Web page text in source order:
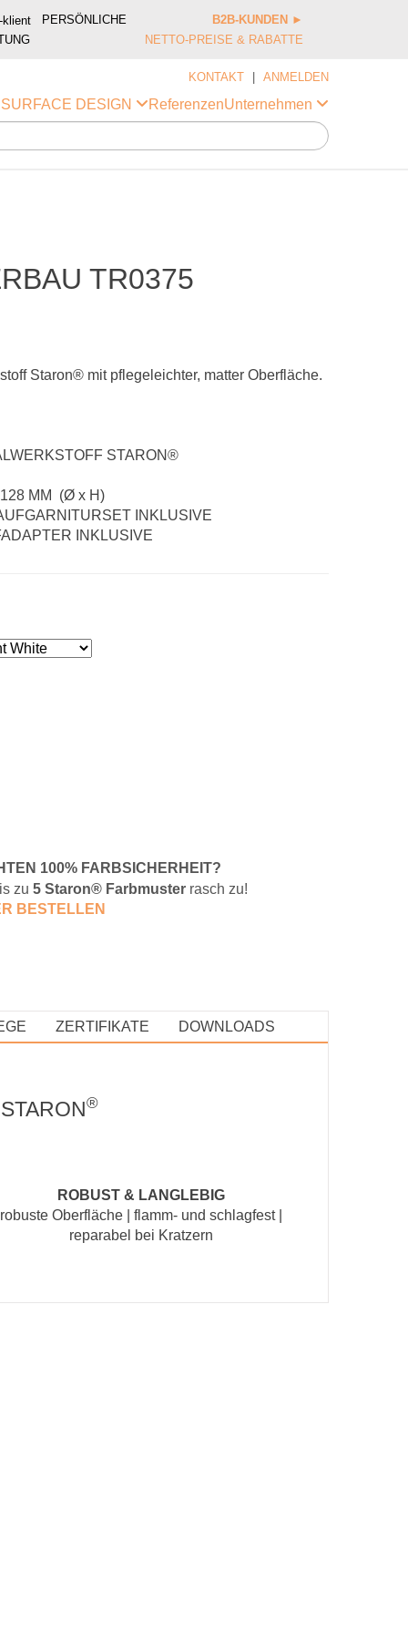
PERSÖNLICHE
B2B-KUNDEN ►
NETTO-PREISE & RABATTE
KONTAKT ANMELDEN
DESIGN ReferenzenUnternehmen
TR0375
Staron® mit pflegeleichter, matter Oberfläche.
STARON®
(Ø x H)
INKLUSIVE
INKLUSIVE
100% FARBSICHERHEIT?
zu 5 Staron® Farbmuster rasch zu!
R BESTELLEN
ZERTIFIKATE DOWNLOADS
®
ROBUST & LANGLEBIG
robuste Oberfläche | flamm- und schlagfest |
reparabel bei Kratzern